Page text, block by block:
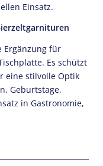
Einsatz.
Ergänzung für
Es schützt
eine stilvolle Optik
Geburtstage,
in Gastronomie,